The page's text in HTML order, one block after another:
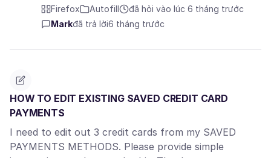
Firefox Autofill
đã hỏi vào lúc 6 tháng trước
Markđã trả lời6 tháng trước
HOW TO EDIT EXISTING SAVED CREDIT CARD
PAYMENTS
I need to edit out 3 credit cards from my SAVED
PAYMENTS METHODS. Please provide simple